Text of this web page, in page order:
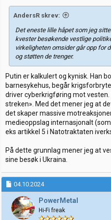
AndersR skrev:
Det eneste lille håpet som jeg
kvester besøkende vestlige
virkeligheten omsider går opp for
og støtten de trenger.
Putin er kalkulert og kynisk. Han
barnesykehus, begår
driver cyberkrigføring mot
streken». Med det mener jeg at
det skaper massive
medieoppslag internasjonalt
eks artikkel 5 i Natotraktaten
På dette grunnlag mener jeg at
sine besøk i Ukraina.
04.10.2024
PowerMetal
Hi-Fi freak